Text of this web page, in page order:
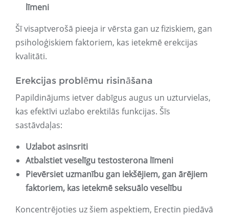
līmeni
Šī visaptverošā pieeja ir vērsta gan uz fiziskiem, gan
psiholoģiskiem faktoriem, kas ietekmē erekcijas
kvalitāti.
Erekcijas problēmu risināšana
Papildinājums ietver dabīgus augus un uzturvielas,
kas efektīvi uzlabo erektilās funkcijas. Šīs
sastāvdaļas:
Uzlabot asinsriti
Atbalstiet veselīgu testosterona līmeni
Pievērsiet uzmanību gan iekšējiem, gan ārējiem
faktoriem, kas ietekmē seksuālo veselību
Koncentrējoties uz šiem aspektiem, Erectin piedāvā